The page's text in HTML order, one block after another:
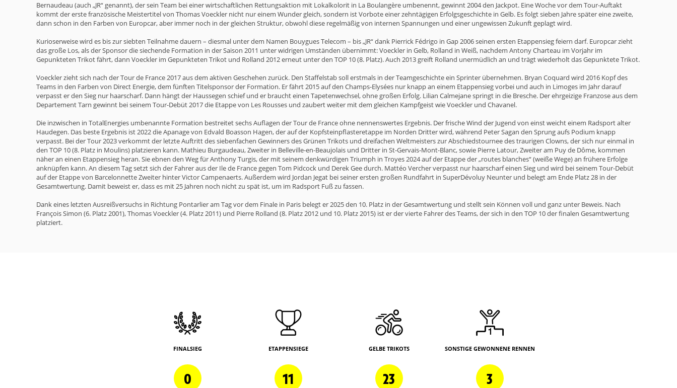
Bernaudeau (auch „JR“ genannt), der sein Team bei einer wirtschaftlichen Rettungsaktion mit Lokalkolorit in La Boulangère umbenennt, gewinnt 2004 den Jackpot. Eine Woche vor dem Tour-Auftakt
kommt der erste französische Meistertitel von Thomas Voeckler nicht nur einem Wunder gleich, sondern ist Vorbote einer zehntägigen Erfolgsgeschichte in Gelb. Es folgt sieben Jahre später eine zweite,
dann schon in den Farben von Europcar, aber immer noch in der gleichen Struktur, obwohl diese regelmäßig von internen Spannungen und einer ungewissen Zukunft geplagt wird.
Kurioserweise wird es bis zur siebten Teilnahme dauern – diesmal unter dem Namen Bouygues Telecom – bis „JR“ dank Pierrick Fédrigo in Gap 2006 seinen ersten Etappensieg feiern darf. Europcar zieht
das große Los, als der Sponsor die siechende Formation in der Saison 2011 unter widrigen Umständen übernimmt: Voeckler in Gelb, Rolland in Weiß, nachdem Antony Charteau im Vorjahr im
Gepunkteten Trikot fährt, dann Voeckler im Gepunkteten Trikot und Rolland 2012 erneut unter den TOP 10 (8. Platz). Auch 2013 greift Rolland unermüdlich an und trägt wiederholt das Gepunktete Trikot.
Voeckler zieht sich nach der Tour de France 2017 aus dem aktiven Geschehen zurück. Den Staffelstab soll erstmals in der Teamgeschichte ein Sprinter übernehmen. Bryan Coquard wird 2016 Kopf des
Teams in den Farben von Direct Energie, dem fünften Titelsponsor der Formation. Er fährt 2015 auf den Champs-Elysées nur knapp an einem Etappensieg vorbei und auch in Limoges im Jahr darauf
verpasst er den Sieg nur haarscharf. Dann hängt der Haussegen schief und er braucht einen Tapetenwechsel, ohne großen Erfolg. Lilian Calmejane springt in die Bresche. Der ehrgeizige Franzose aus dem
Departement Tarn gewinnt bei seinem Tour-Debüt 2017 die Etappe von Les Rousses und zaubert weiter mit dem gleichen Kampfgeist wie Voeckler und Chavanel.
Die inzwischen in TotalEnergies umbenannte Formation bestreitet sechs Auflagen der Tour de France ohne nennenswertes Ergebnis. Der frische Wind der Jugend von einst weicht einem Radsport alter
Haudegen. Das beste Ergebnis ist 2022 die Apanage von Edvald Boasson Hagen, der auf der Kopfsteinpflasteretappe im Norden Dritter wird, während Peter Sagan den Sprung aufs Podium knapp
verpasst. Bei der Tour 2023 verkommt der letzte Auftritt des siebenfachen Gewinners des Grünen Trikots und dreifachen Weltmeisters zur Abschiedstournee des traurigen Clowns, der sich nur einmal in
den TOP 10 (8. Platz in Moulins) platzieren kann. Mathieu Burgaudeau, Zweiter in Belleville-en-Beaujolais und Dritter in St-Gervais-Mont-Blanc, sowie Pierre Latour, Zweiter am Puy de Dôme, kommen
näher an einen Etappensieg heran. Sie ebnen den Weg für Anthony Turgis, der mit seinem denkwürdigen Triumph in Troyes 2024 auf der Etappe der „routes blanches“ (weiße Wege) an frühere Erfolge
anknüpfen kann. An diesem Tag setzt sich der Fahrer aus der Ile de France gegen Tom Pidcock und Derek Gee durch. Mattéo Vercher verpasst nur haarscharf einen Sieg und wird bei seinem Tour-Debüt
auf der Etappe von Barcelonnette Zweiter hinter Victor Campenaerts. Außerdem wird Jordan Jegat bei seiner ersten großen Rundfahrt in SuperDévoluy Neunter und belegt am Ende Platz 28 in der
Gesamtwertung. Damit beweist er, dass es mit 25 Jahren noch nicht zu spät ist, um im Radsport Fuß zu fassen.
Dank eines letzten Ausreißversuchs in Richtung Pontarlier am Tag vor dem Finale in Paris belegt er 2025 den 10. Platz in der Gesamtwertung und stellt sein Können voll und ganz unter Beweis. Nach
François Simon (6. Platz 2001), Thomas Voeckler (4. Platz 2011) und Pierre Rolland (8. Platz 2012 und 10. Platz 2015) ist er der vierte Fahrer des Teams, der sich in den TOP 10 der finalen Gesamtwertung
platziert.
FINALSIEG
0
ETAPPENSIEGE
11
GELBE TRIKOTS
23
SONSTIGE GEWONNENE RENNEN
3